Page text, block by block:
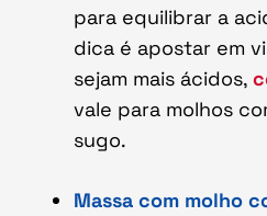
para equilibrar a
dica é apostar em
sejam mais ácidos,
vale para molhos
sugo.
Massa com molho